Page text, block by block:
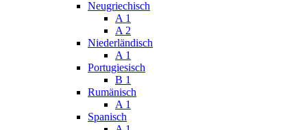
Neugriechisch
A 1
A 2
Niederländisch
A 1
Portugiesisch
B 1
Rumänisch
A 1
Spanisch